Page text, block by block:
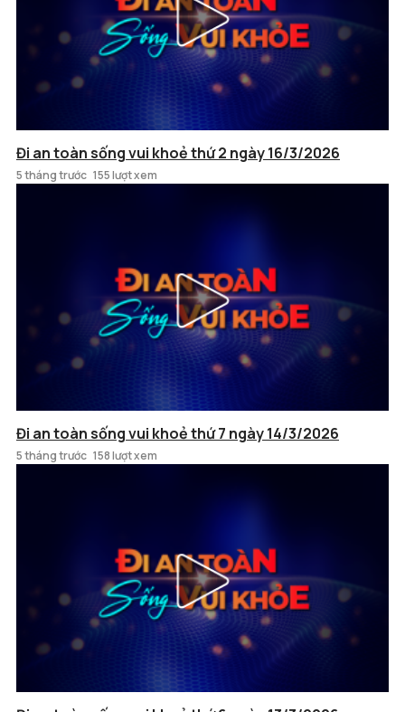
Đi an toàn sống vui khoẻ thứ 2 ngày 16/3/2026
5 tháng trước 155 lượt xem
Đi an toàn sống vui khoẻ thứ 7 ngày 14/3/2026
5 tháng trước 158 lượt xem